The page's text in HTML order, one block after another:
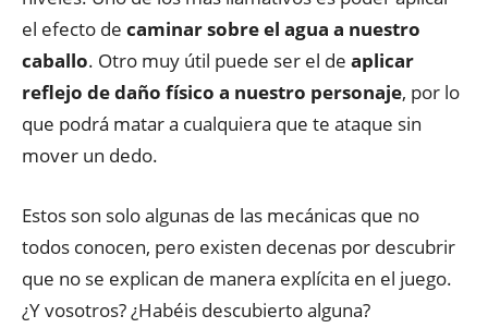
el efecto de caminar sobre el agua a nuestro
caballo. Otro muy útil puede ser el de aplicar
reflejo de daño físico a nuestro personaje, por lo
que podrá matar a cualquiera que te ataque sin
mover un dedo.
Estos son solo algunas de las mecánicas que no
todos conocen, pero existen decenas por descubrir
que no se explican de manera explícita en el juego.
¿Y vosotros? ¿Habéis descubierto alguna?